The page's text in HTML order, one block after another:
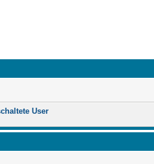
User